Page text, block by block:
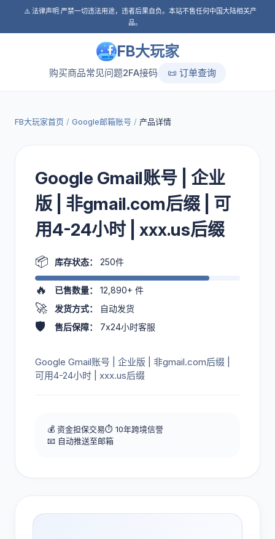
⚠️ 法律声明:严禁一切违法用途，违者后果自负。本站不售任何中国大陆相关产
品。
FB大玩家
购买商品常见问题2FA接码 📜 订单查询
FB大玩家首页 / Google邮箱账号 / 产品详情
Google Gmail账号 | 企业
版 | 非gmail.com后缀 | 可
用4-24小时 | xxx.us后缀
📦 库存状态： 250件
🔥 已售数量： 12,890+ 件
🚀 发货方式： 自动发货
🛡️ 售后保障： 7x24小时客服
Google Gmail账号 | 企业版 | 非gmail.com后缀 |
可用4-24小时 | xxx.us后缀
💰 资金担保交易⏱️ 10年跨境信誉
📧 自动推送至邮箱